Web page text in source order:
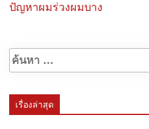
ปัญหาผมร่วงผมบาง
เรื่องล่าสุด